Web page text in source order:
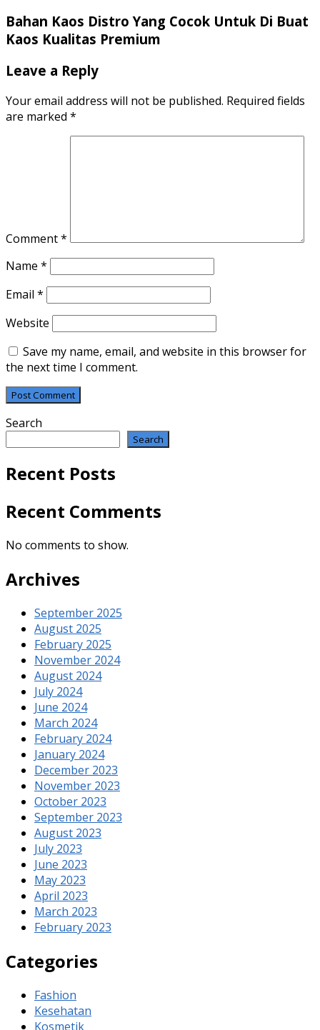
Bahan Kaos Distro Yang Cocok Untuk Di Buat
Kaos Kualitas Premium
Leave a Reply
Your email address will not be published. Required fields
are marked *
Comment*
Name *
Email *
Website
Save my name, email, and website in this browser for
the next time I comment.
Search
Search
Recent Posts
Recent Comments
No comments to show.
Archives
September 2025
August 2025
February 2025
November 2024
August 2024
July 2024
June 2024
March 2024
February 2024
January 2024
December 2023
November 2023
October 2023
September 2023
August 2023
July 2023
June 2023
May 2023
April 2023
March 2023
February 2023
Categories
Fashion
Kesehatan
Kosmetik